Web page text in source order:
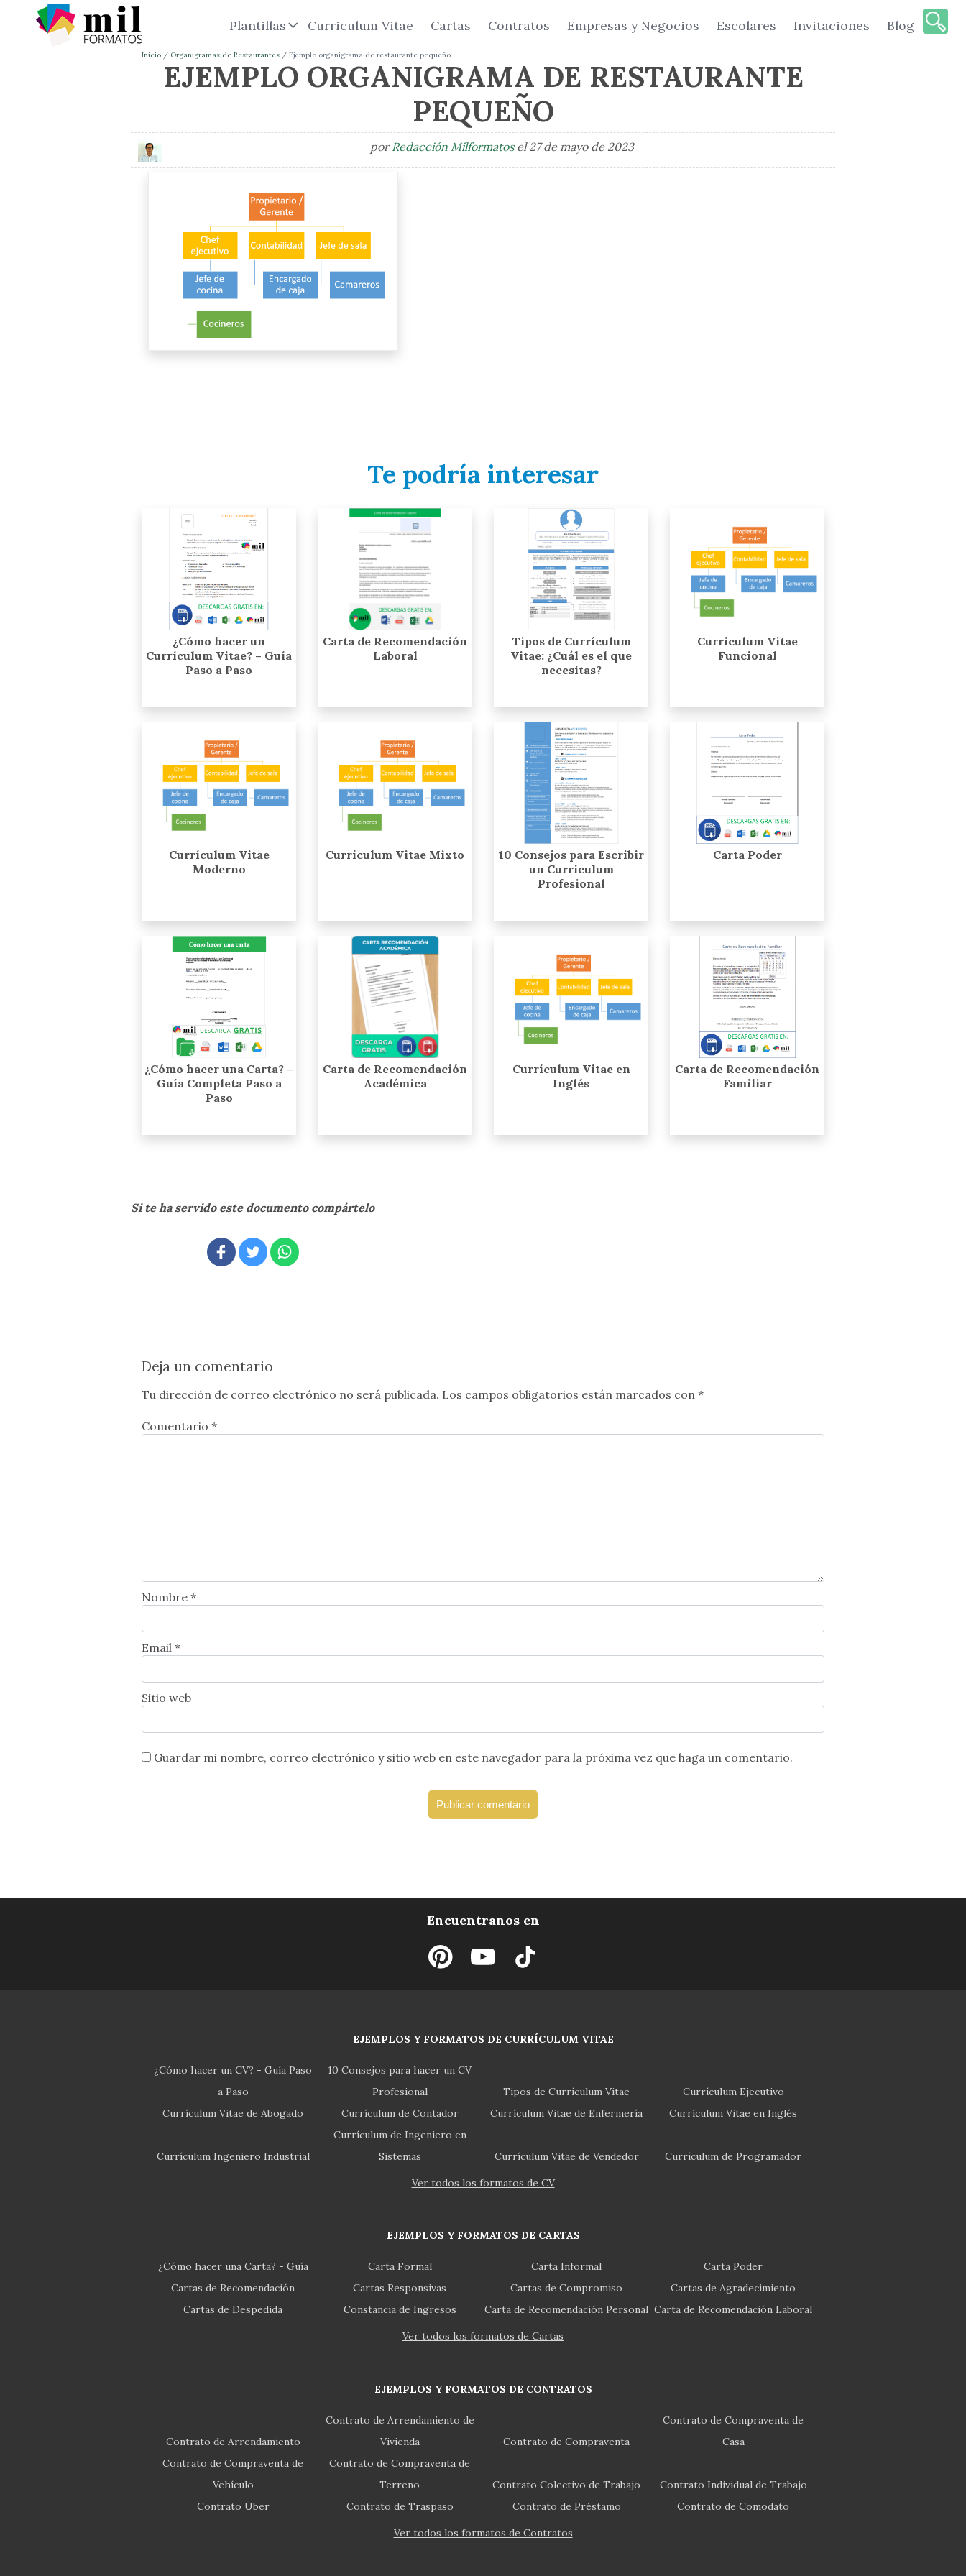
Plantillas Curriculum Vitae Cartas Contratos Empresas y Negocios Escolares Invitaciones Blog
Inicio Organigramas de Restaurantes Ejemplo organigrama de restaurante pequeño
EJEMPLO ORGANIGRAMA DE RESTAURANTE
PEQUEÑO
porRedacción Milformatos el 27 de mayo de 2023
Te podría interesar
¿Cómo hacer un
Currículum Vitae? – Guía
Paso a Paso
Carta de Recomendación
Laboral
Tipos de Currículum
Vitae: ¿Cuál es el que
necesitas?
Curriculum Vitae
Funcional
Currículum Vitae
Moderno
Currículum Vitae Mixto
10 Consejos para Escribir
un Curriculum
Profesional
Carta Poder
¿Cómo hacer una Carta? –
Guía Completa Paso a
Paso
Carta de Recomendación
Académica
Currículum Vitae en
Inglés
Carta de Recomendación
Familiar
Si te ha servido este documento compártelo
Deja un comentario
Tu dirección de correo electrónico no será publicada. Los campos obligatorios están marcados con *
Comentario *
Nombre *
Email *
Sitio web
Guardar mi nombre, correo electrónico y sitio web en este navegador para la próxima vez que haga un comentario.
Encuentranos en
EJEMPLOS Y FORMATOS DE CURRÍCULUM VITAE
¿Cómo hacer un CV? - Guía Paso
a Paso
10 Consejos para hacer un CV
Profesional
Tipos de Currículum Vitae
Currículum Ejecutivo
Currículum Vitae de Abogado
Currículum de Contador Currículum Vitae de Enfermería Currículum Vitae en Inglés
Currículum Ingeniero Industrial
Currículum de Ingeniero en
Sistemas
Currículum Vitae de Vendedor Currículum de Programador
Ver todos los formatos de CV
EJEMPLOS Y FORMATOS DE CARTAS
¿Cómo hacer una Carta? - Guía Carta Formal Carta Informal
Carta Poder
Cartas de Recomendación
Cartas Responsivas Cartas de Compromiso
Cartas de Agradecimiento
Cartas de Despedida
Constancia de Ingresos Carta de Recomendación Personal Carta de Recomendación Laboral
Ver todos los formatos de Cartas
EJEMPLOS Y FORMATOS DE CONTRATOS
Contrato de Arrendamiento
Contrato de Arrendamiento de
Vivienda
Contrato de Compraventa
Contrato de Compraventa de
Casa
Contrato de Compraventa de
Vehículo
Contrato de Compraventa de
Terreno
Contrato Colectivo de Trabajo
Contrato Individual de Trabajo
Contrato Uber
Contrato de Traspaso Contrato de Préstamo Contrato de Comodato
Ver todos los formatos de Contratos